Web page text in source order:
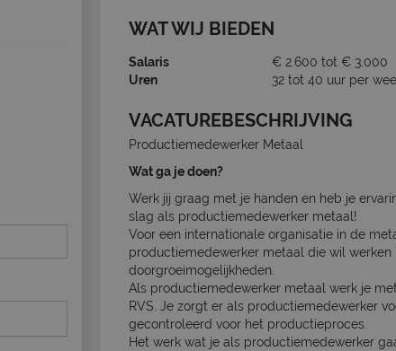
WAT WIJ BIEDEN
Salaris
€ 2.600 tot € 3.000
Uren
32 tot 40 uur per
VACATUREBESCHRIJVING
Productiemedewerker Metaal
Wat ga je doen?
Werk jij graag met je handen en heb je
slag als productiemedewerker metaal!
Voor een internationale organisatie in de
productiemedewerker metaal die wil
doorgroeimogelijkheden.
Als productiemedewerker metaal werk je
RVS. Je zorgt er als productiemedewerker
gecontroleerd voor het productieproces.
Het werk wat je als productiemedewerker